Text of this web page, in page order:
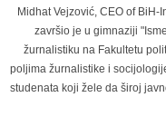
Midhat Vejzović, CEO of
završio je u gimnaziji
žurnalistiku na Fakultetu
poljima žurnalistike i
studenata koji žele da široj